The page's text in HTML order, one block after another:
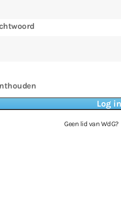
Geen lid van WdG?